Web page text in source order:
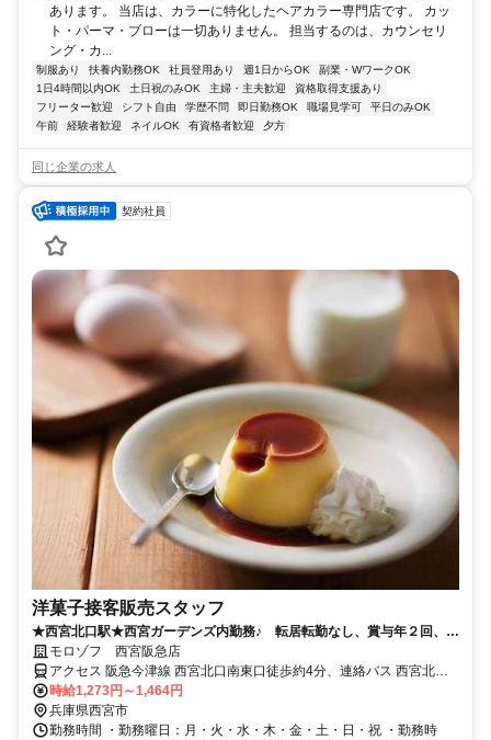
あります。 当店は、カラーに特化したヘアカラー専門店です。 カッ
ト・パーマ・ブローは一切ありません。 担当するのは、カウンセリ
ング・カ...
制服あり 扶養内勤務OK 社員登用あり 週1日からOK
副業・WワークOK
1日4時間以内OK
土日祝のみOK 主婦・主夫歓迎
資格取得支援あり
フリーター歓迎
シフト自由 学歴不問 即日勤務OK 職場見学可
平日のみOK
午前
経験者歓迎 ネイルOK 有資格者歓迎 夕方
同じ企業の求人
契約社員
洋菓子接客販売スタッフ
★西宮北口駅★西宮ガーデンズ内勤務♪ 転居転勤なし、賞与年２回、洋
菓子モロゾフの販売スタッフ
モロゾフ 西宮阪急店
アクセス 阪急今津線 西宮北口南東口徒歩約4分、連絡バス 西宮北口
南東口徒歩約4分、阪急神戸本線 西宮北口南東口徒歩約4分
時給1,273円～1,464円
兵庫県西宮市
勤務時間 ・勤務曜日：月・火・水・木・金・土・日・祝 ・勤務時